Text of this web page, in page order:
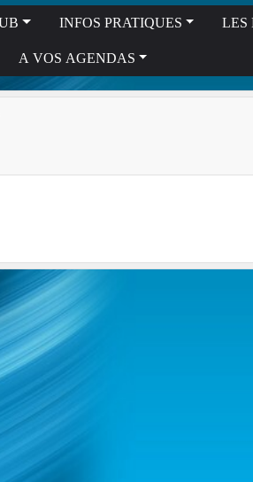
INFOS PRATIQUES LES
A VOS AGENDAS